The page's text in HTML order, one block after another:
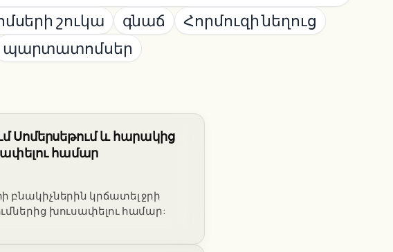
շուկա գնաճ
Հորմուզի նեղուց
պարտատոմսեր
Սոմերսեթում և հարակից
համար
բնակիչներին կրճատել ջրի
խուսափելու համար: